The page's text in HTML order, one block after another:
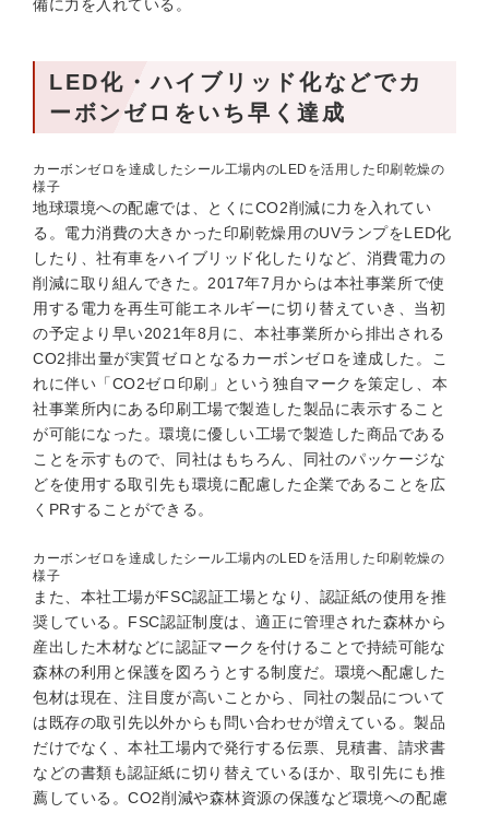
備に力を入れている。
LED化・ハイブリッド化などでカ
ーボンゼロをいち早く達成
カーボンゼロを達成したシール工場内のLEDを活用した印刷乾燥の
様子
地球環境への配慮では、とくにCO2削減に力を入れてい
る。電力消費の大きかった印刷乾燥用のUVランプをLED化
したり、社有車をハイブリッド化したりなど、消費電力の
削減に取り組んできた。2017年7月からは本社事業所で使
用する電力を再生可能エネルギーに切り替えていき、当初
の予定より早い2021年8月に、本社事業所から排出される
CO2排出量が実質ゼロとなるカーボンゼロを達成した。こ
れに伴い「CO2ゼロ印刷」という独自マークを策定し、本
社事業所内にある印刷工場で製造した製品に表示すること
が可能になった。環境に優しい工場で製造した商品である
ことを示すもので、同社はもちろん、同社のパッケージな
どを使用する取引先も環境に配慮した企業であることを広
くPRすることができる。
カーボンゼロを達成したシール工場内のLEDを活用した印刷乾燥の
様子
また、本社工場がFSC認証工場となり、認証紙の使用を推
奨している。FSC認証制度は、適正に管理された森林から
産出した木材などに認証マークを付けることで持続可能な
森林の利用と保護を図ろうとする制度だ。環境へ配慮した
包材は現在、注目度が高いことから、同社の製品について
は既存の取引先以外からも問い合わせが増えている。製品
だけでなく、本社工場内で発行する伝票、見積書、請求書
などの書類も認証紙に切り替えているほか、取引先にも推
薦している。CO2削減や森林資源の保護など環境への配慮